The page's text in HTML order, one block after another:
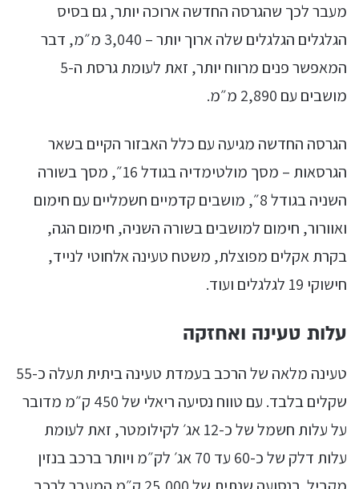
מעבר לכך שהגרסה החדשה ארוכה יותר, גם בסיס
הגלגלים הגלגלים שלה ארוך יותר – 3,040 מ״מ, דבר
המאפשר פנים מרווח יותר, זאת לעומת גרסת ה-5
מושבים עם 2,890 מ״מ.
הגרסה החדשה מגיעה עם כלל האבזור הקיים בשאר
הגרסאות – מסך מולטימדיה בגודל 16״, מסך בשורה
השניה בגודל 8״, מושבים קדמיים חשמליים עם חימום
ואוורור, חימום למושבים בשורה השניה, חימום הגה,
בקרת אקלים מפוצלת, משטח טעינה אלחוטי לנייד,
חישוקי 19 לגלגלים ועוד.
עלות טעינה ואחזקה
טעינה מלאה של הרכב בעמדת טעינה ביתית תעלה כ-55
שקלים בלבד. עם טווח נסיעה ריאלי של 450 ק״מ מדובר
על עלות חשמל של כ-12 אג׳ לקילומטר, זאת לעומת
עלות דלק של כ-60 עד 70 אג׳ לק״מ ויותר ברכב בנזין